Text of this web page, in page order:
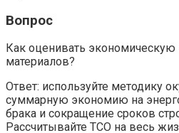
Вопрос
Как оценивать
материалов?
Ответ: используйте методику
суммарную экономию на
брака и сокращение сроков
Рассчитывайте TCO на весь